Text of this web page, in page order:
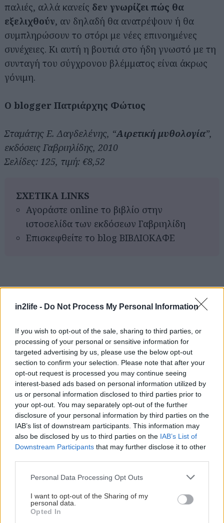
in2life - Do Not Process My Personal Information
If you wish to opt-out of the sale, sharing to third parties, or
processing of your personal or sensitive information for
targeted advertising by us, please use the below opt-out
section to confirm your selection. Please note that after your
opt-out request is processed you may continue seeing
interest-based ads based on personal information utilized by
us or personal information disclosed to third parties prior to
your opt-out. You may separately opt-out of the further
disclosure of your personal information by third parties on the
IAB’s list of downstream participants. This information may
also be disclosed by us to third parties on the IAB’s List of
Downstream Participants that may further disclose it to other
Please note that this website/app uses one or more Google
not limited to your visit or usage behaviour. You may click to
grant or deny consent to Google and its third-party tags to
use your data for below specified purposes in below Google
Personal Data Processing Opt Outs
I want to opt-out of the Sharing of my
personal data.
Opted In
παλιές, αλλά κανείς δεν γνωρίζει πώς θα
εξελιχθούν, αν δηλαδή θα ανατρέψουν ή θα
συμπληρώσουν το στόρι με νέες επινοημένες
συνέχειες. Κι αυτή η βουτιά στο ήδη γνωστό με τη
συνταγή του σύγχρονου βλέμματος είναι άκρως
γόνιμη.
Ο blogger Πατριάρχης Φώτιος
Σταμάτης Ε. Δαγδελένης, “Αιρετική μυθολογία”,
εκδόσεις Γαβριηλίδης, 2010
Σελίδες: 125, τιμή: €8,52
ΣΧΕΤΙΚΑ LINKS
Αγοράστε online το βιβλίο στην
ιστοσελίδα των εκδόσεων Γαβριηλίδη
Επισκεφθείτε το blog ΒΙΒΛΙΟΚΑΦΕ
Αναζήτηση